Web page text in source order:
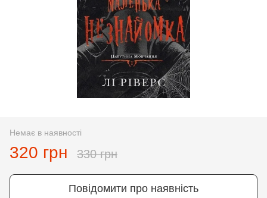
Немає в наявності
320 грн 330 грн
Повідомити про наявність